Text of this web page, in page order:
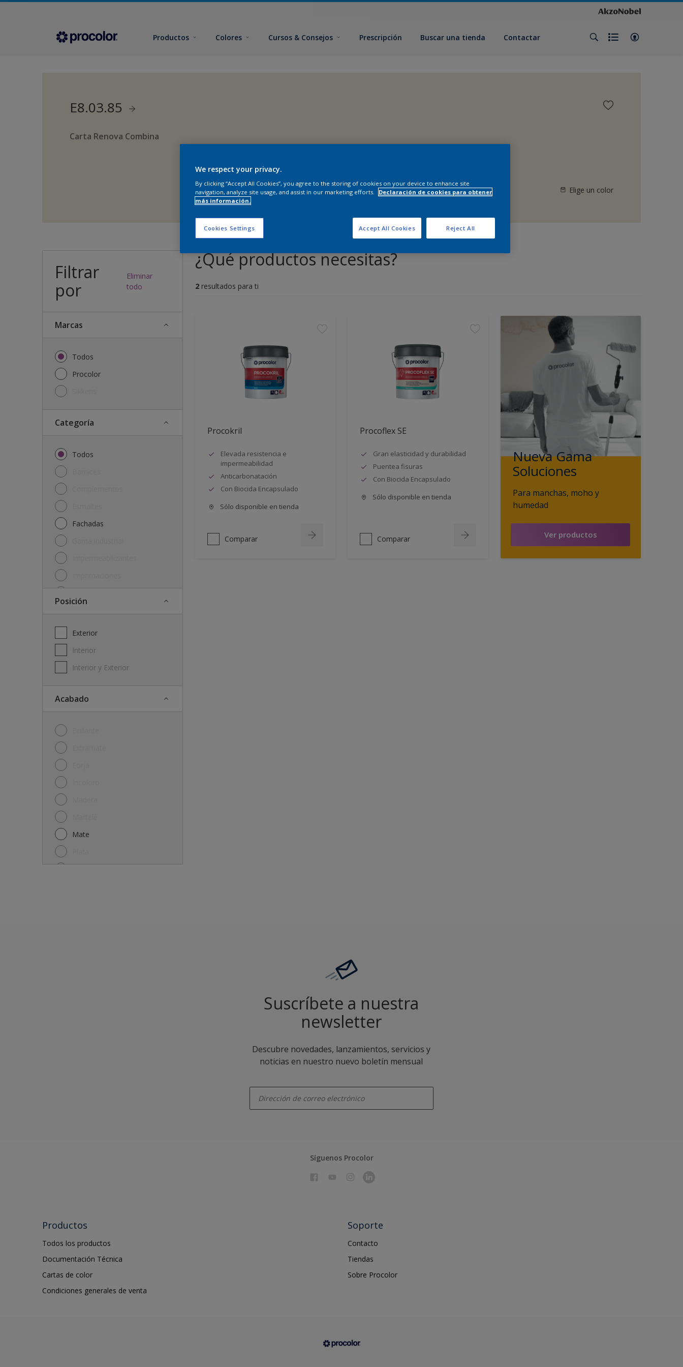
Productos Colores Cursos & Consejos Prescripción Buscar una tienda Contactar
E8.03.85
Carta Renova Combina
Elige un color
Filtrar
por
Eliminar
todo
Marcas
Todos
Procolor
Categoría
Todos
Fachadas
posición
Exterior
Interior
Interior y Exterior
Acabado
Mate
¿Qué productos necesitas?
2 resultados para ti
Procokril
Elevada resistencia e
impermeabilidad
Anticarbonatación
Con Biocida Encapsulado
Sólo disponible en tienda
Comparar
Procoflex SE
Gran elasticidad y durabilidad
Puentea fisuras
Con Biocida Encapsulado
Sólo disponible en tienda
Comparar
Nueva Gama
Soluciones
Para manchas, moho y
humedad
Ver productos
Suscríbete a nuestra
newsletter
Descubre novedades, lanzamientos, servicios y
noticias en nuestro nuevo boletín mensual
Síguenos Procolor
Productos
Todos los productos
Documentación Técnica
Cartas de color
Condiciones generales de venta
Soporte
Contacto
Tiendas
Sobre Procolor
We respect your privacy.
By clicking “Accept All Cookies”, you agree to the storing of cookies on your device to enhance site
navigation, analyze site usage, and assist in our marketing efforts.
Declaración de cookies para obtener
más información.
Cookies Settings Reject All
Accept All Cookies